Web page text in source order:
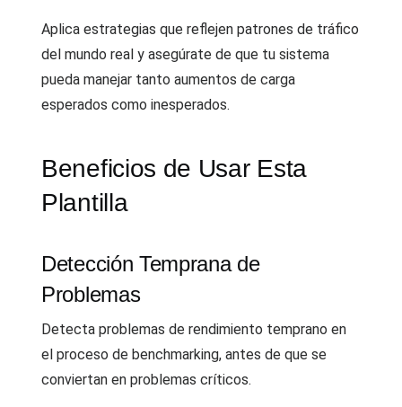
Aplica estrategias que reflejen patrones de tráfico
del mundo real y asegúrate de que tu sistema
pueda manejar tanto aumentos de carga
esperados como inesperados.
Beneficios de Usar Esta
Plantilla
Detección Temprana de
Problemas
Detecta problemas de rendimiento temprano en
el proceso de benchmarking, antes de que se
conviertan en problemas críticos.